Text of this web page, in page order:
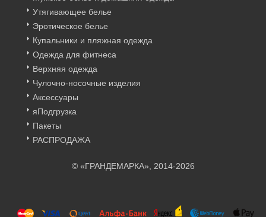
Утягивающее белье
Эротическое белье
Купальники и пляжная одежда
Одежда для фитнеса
Верхняя одежда
Чулочно-носочные изделия
Аксессуары
яПодгрузка
Пакеты
РАСПРОДАЖА
© «ГРАНДЕМАРКА», 2014-2026